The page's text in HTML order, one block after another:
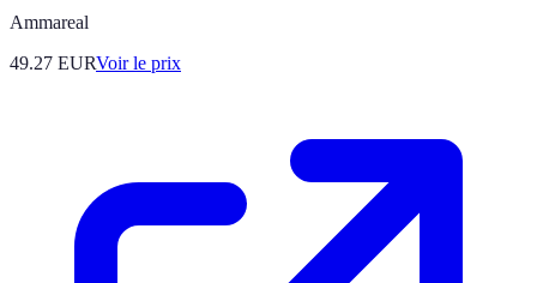
Ammareal
49.27 EURVoir le prix